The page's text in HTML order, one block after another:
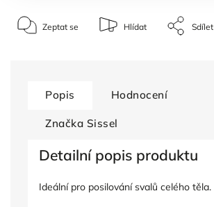
Zeptat se Hlídat Sdílet
Popis Hodnocení
Značka Sissel
Detailní popis produktu
Ideální pro posilování svalů celého těla.